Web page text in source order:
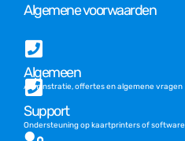
Algemene voorwaarden
Algemeen
Adminstratie, offertes en algemene vragen
Support
Ondersteuning op kaartprinters of software